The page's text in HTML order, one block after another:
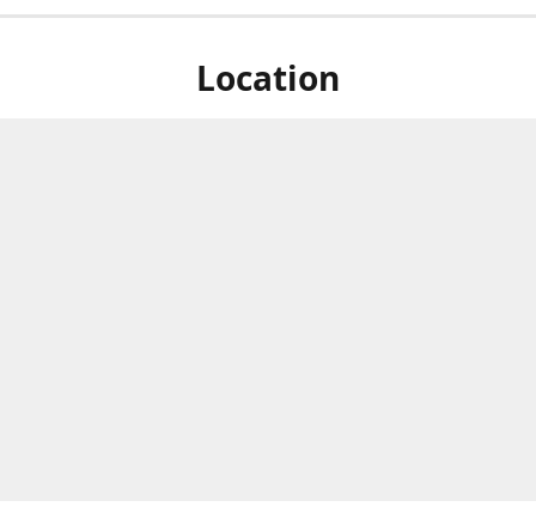
Location